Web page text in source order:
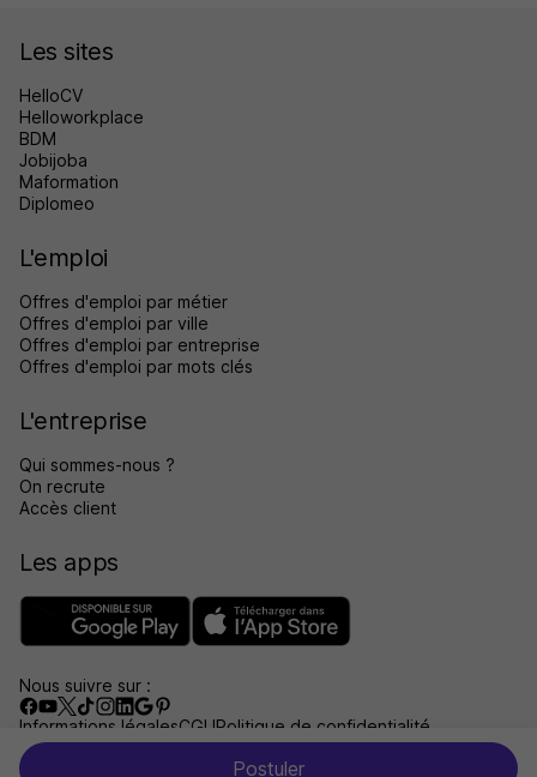
Postuler
Les sites
HelloCV
Helloworkplace
BDM
Jobijoba
Maformation
Diplomeo
L'emploi
Offres d'emploi par métier
Offres d'emploi par ville
Offres d'emploi par entreprise
Offres d'emploi par mots clés
L'entreprise
Qui sommes-nous ?
On recrute
Accès client
Les apps
Nous suivre sur :
Informations légalesCGUPolitique de confidentialité
Gérer les traceursAccessibilité : non conforme
Aide et contact